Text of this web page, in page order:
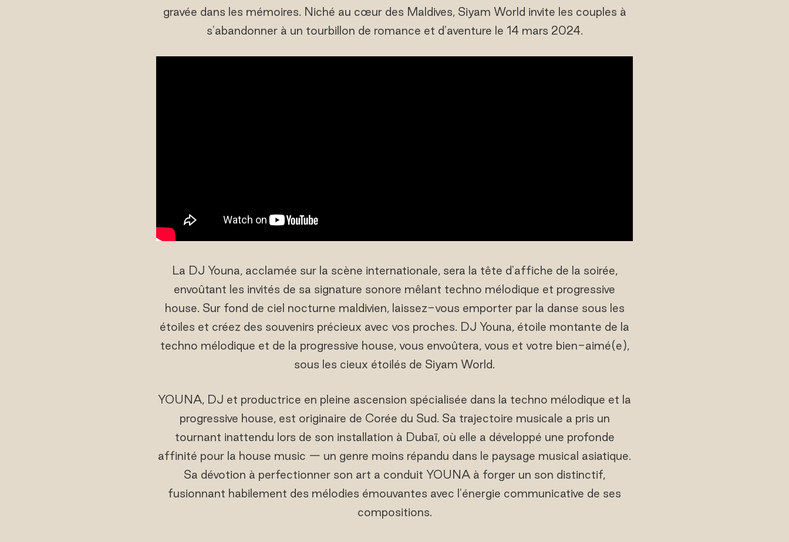
gravée dans les mémoires. Niché au cœur des Maldives, Siyam World invite les couples à
s'abandonner à un tourbillon de romance et d'aventure le 14 mars 2024.
La DJ Youna, acclamée sur la scène internationale, sera la tête d'affiche de la soirée,
envoûtant les invités de sa signature sonore mêlant techno mélodique et progressive
house. Sur fond de ciel nocturne maldivien, laissez-vous emporter par la danse sous les
étoiles et créez des souvenirs précieux avec vos proches. DJ Youna, étoile montante de la
techno mélodique et de la progressive house, vous envoûtera, vous et votre bien-aimé(e),
sous les cieux étoilés de Siyam World.
YOUNA, DJ et productrice en pleine ascension spécialisée dans la techno mélodique et la
progressive house, est originaire de Corée du Sud. Sa trajectoire musicale a pris un
tournant inattendu lors de son installation à Dubaï, où elle a développé une profonde
affinité pour la house music — un genre moins répandu dans le paysage musical asiatique.
Sa dévotion à perfectionner son art a conduit YOUNA à forger un son distinctif,
fusionnant habilement des mélodies émouvantes avec l'énergie communicative de ses
compositions.